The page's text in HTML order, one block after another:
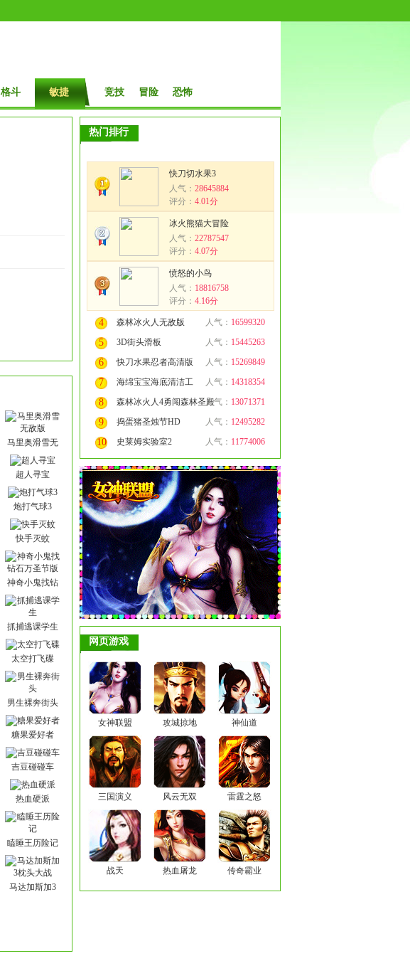
格斗 敏捷 竞技 冒险 恐怖
马里奥滑雪无
超人寻宝
炮打气球3
快手灭蚊
神奇小鬼找钻
抓捕逃课学生
太空打飞碟
男生裸奔街头
糖果爱好者
吉豆碰碰车
热血硬派
瞌睡王历险记
马达加斯加3
热门排行
快刀切水果3
人气： 28645884
评分： 4.01分
冰火熊猫大冒险
人气： 22787547
评分： 4.07分
愤怒的小鸟
人气： 18816758
评分： 4.16分
4 森林冰火人无敌版 人气： 16599320
5 3D街头滑板 人气： 15445263
6 快刀水果忍者高清版 人气： 15269849
7 海绵宝宝海底清洁工 人气： 14318354
8 森林冰火人4勇闯森林圣殿人气： 13071371
9 捣蛋猪圣烛节HD 人气： 12495282
10 史莱姆实验室2 人气： 11774006
网页游戏
女神联盟 攻城掠地 神仙道
三国演义 风云无双 雷霆之怒
战天 热血屠龙 传奇霸业